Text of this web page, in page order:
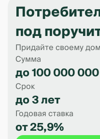
под
Придайте своему
Сумма
до 100 000
Срок
до 3 лет
Годовая ставка
от 25,9%